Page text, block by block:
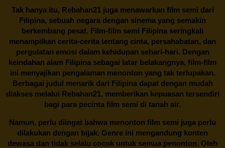
Tak hanya itu, Rebahan21juga menawarkan film semi dari
Filipina, sebuah negara dengan sinema yang semakin
berkembang pesat. Film-film semi Filipina seringkali
menampilkan cerita-cerita tentang cinta, persahabatan, dan
pergulatan emosi dalam kehidupan sehari-hari. Dengan
keindahan alam Filipina sebagai latar belakangnya, film-film
ini menyajikan pengalaman menonton yang tak terlupakan.
Berbagai judul menarik dari Filipina dapat dengan mudah
diakses melalui Rebahan21, memberikan kepuasan tersendiri
bagi para pecinta film semi di tanah air.
Namun, perlu diingat bahwa menonton film semi juga perlu
dilakukan dengan bijak. Genre ini mengandung konten
dewasa dan tidak selalu cocok untuk semua penonton. Oleh